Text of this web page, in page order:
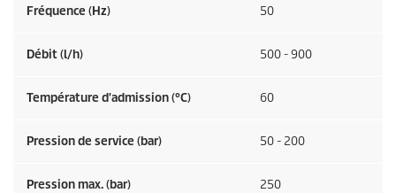
Fréquence (Hz) 50
Débit (l/h) 500 - 900
Température d'admission (°C) 60
Pression de service (bar) 50 - 200
Pression max. (bar) 250